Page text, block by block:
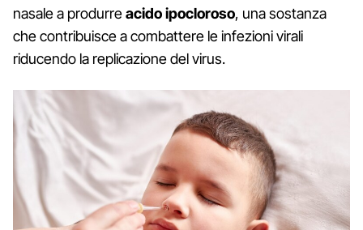
nasale a produrreacido ipocloroso, una sostanza
che contribuisce a combattere le infezioni virali
riducendo la replicazione del virus.